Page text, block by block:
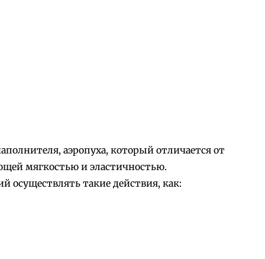
аэропуха, который отличается от
мягкостью и эластичностью.
такие действия, как: